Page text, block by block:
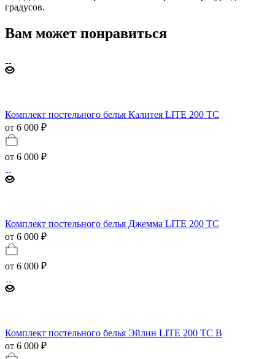
градусов.
Вам может понравиться
Комплект постельного белья Калитея LITE 200 TC
от 6 000 ₽
от 6 000 ₽
Комплект постельного белья Джемма LITE 200 TC
от 6 000 ₽
от 6 000 ₽
Комплект постельного белья Эйлин LITE 200 TC B
от 6 000 ₽